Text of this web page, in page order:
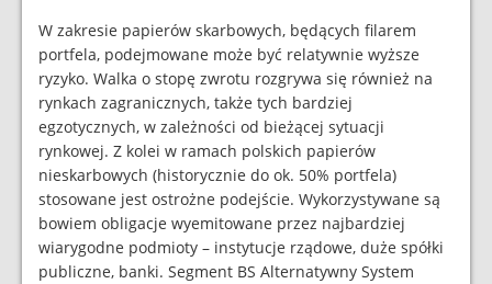
W zakresie papierów skarbowych, będących filarem
portfela, podejmowane może być relatywnie wyższe
ryzyko. Walka o stopę zwrotu rozgrywa się również na
rynkach zagranicznych, także tych bardziej
egzotycznych, w zależności od bieżącej sytuacji
rynkowej. Z kolei w ramach polskich papierów
nieskarbowych (historycznie do ok. 50% portfela)
stosowane jest ostrożne podejście. Wykorzystywane są
bowiem obligacje wyemitowane przez najbardziej
wiarygodne podmioty – instytucje rządowe, duże spółki
publiczne, banki. Segment BS Alternatywny System